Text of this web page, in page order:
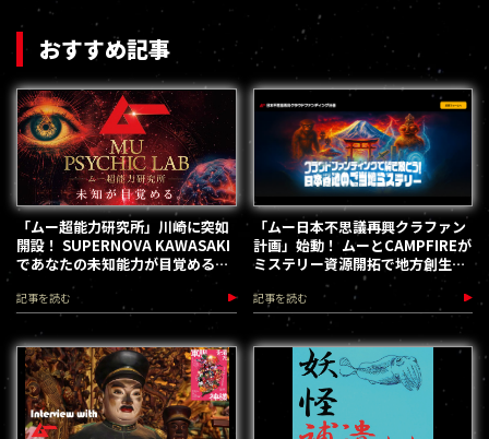
おすすめ記事
「ムー超能力研究所」川崎に突如
開設！ SUPERNOVA KAWASAKI
であなたの未知能力が目覚める
（2026.8.18-28）
記事を読む
「ムー日本不思議再興クラファン
計画」始動！ ムーとCAMPFIREが
ミステリー資源開拓で地方創生を
記事を読む